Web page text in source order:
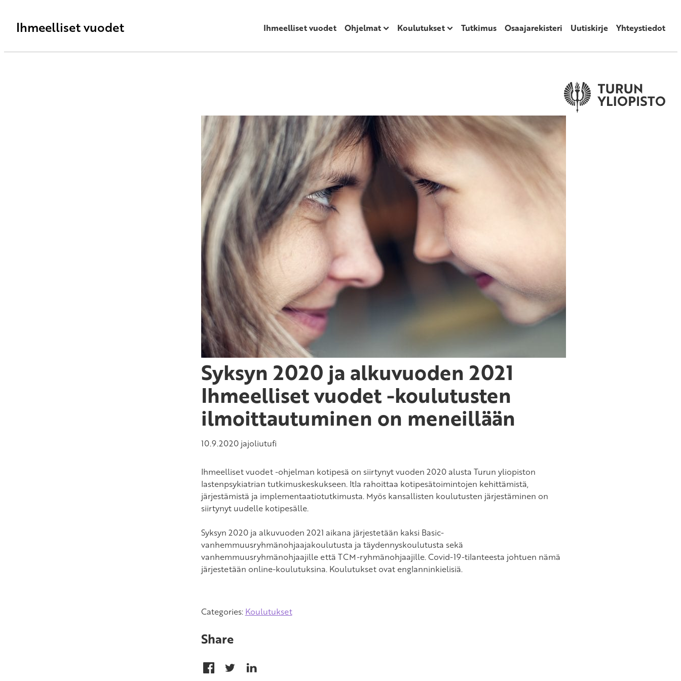
Ihmeelliset vuodet Ihmeelliset vuodet Ohjelmat Koulutukset Tutkimus Osaajarekisteri Uutiskirje Yhteystiedot
Syksyn 2020 ja alkuvuoden 2021
Ihmeelliset vuodet -koulutusten
ilmoittautuminen on meneillään
10.9.2020 jajoliutufi
Ihmeelliset vuodet -ohjelman kotipesä on siirtynyt vuoden 2020 alusta Turun yliopiston
lastenpsykiatrian tutkimuskeskukseen. Itla rahoittaa kotipesätoimintojen kehittämistä,
järjestämistä ja implementaatiotutkimusta. Myös kansallisten koulutusten järjestäminen on
siirtynyt uudelle kotipesälle.
Syksyn 2020 ja alkuvuoden 2021 aikana järjestetään kaksi Basic-
vanhemmuusryhmänohjaajakoulutusta ja täydennyskoulutusta sekä
vanhemmuusryhmänohjaajille että TCM-ryhmänohjaajille. Covid-19-tilanteesta johtuen nämä
järjestetään online-koulutuksina. Koulutukset ovat englanninkielisiä.
Categories: Koulutukset
Share